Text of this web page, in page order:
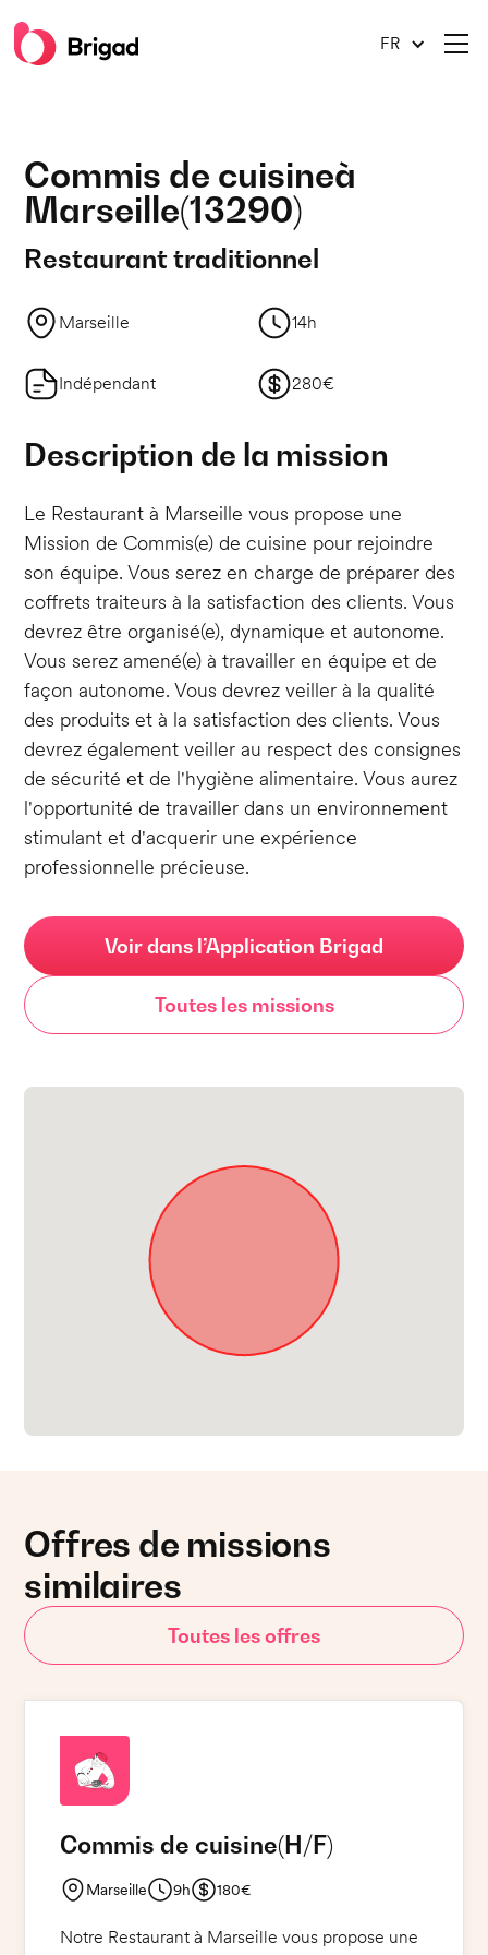
FR
Commis de cuisineà
Marseille(13290)
Restaurant traditionnel
Marseille 14h
Indépendant 280€
Description de la mission
Le Restaurant à Marseille vous propose une
Mission de Commis(e) de cuisine pour rejoindre
son équipe. Vous serez en charge de préparer des
coffrets traiteurs à la satisfaction des clients. Vous
devrez être organisé(e), dynamique et autonome.
Vous serez amené(e) à travailler en équipe et de
façon autonome. Vous devrez veiller à la qualité
des produits et à la satisfaction des clients. Vous
devrez également veiller au respect des consignes
de sécurité et de l'hygiène alimentaire. Vous aurez
l'opportunité de travailler dans un environnement
stimulant et d'acquerir une expérience
professionnelle précieuse.
Voir dans l’Application Brigad
Toutes les missions
Offres de missions
similaires
Toutes les offres
Commis de cuisine(H/F)
Marseille 9h 180€
Notre Restaurant à Marseille vous propose une